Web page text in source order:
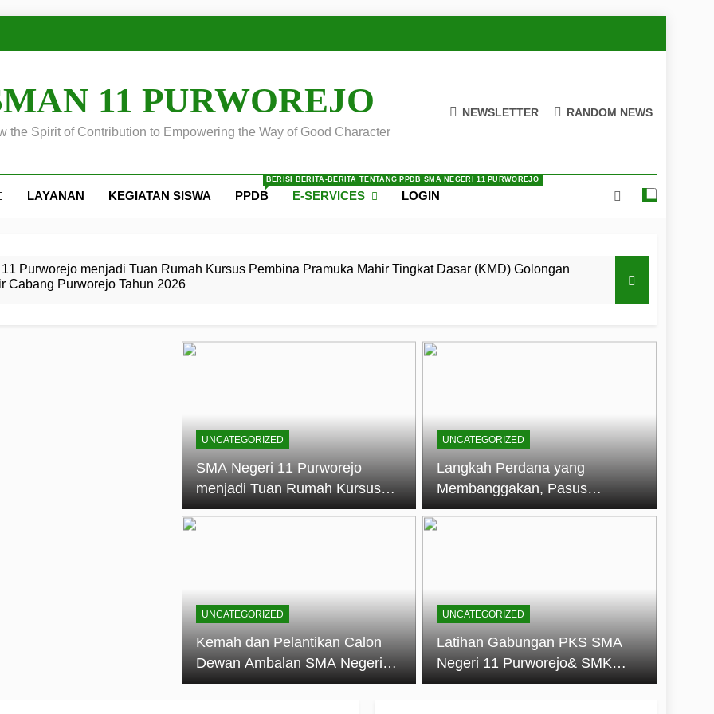
11 PURWOREJO
the Spirit of Contribution to Empowering the Way of Good Character
NEWSLETTER RANDOM NEWS
LAYANAN KEGIATAN SISWA PPDB
BERISI BERITA-BERITA TENTANG PPDB SMA NEGERI 11 PURWOREJO
E-SERVICES LOGIN
Purworejo menjadi Tuan Rumah Kursus Pembina Pramuka Mahir Tingkat Dasar (KMD) Golongan
Cabang Purworejo Tahun 2026
Calon Dewan Ambalan SMA Negeri 11 Purworejo: Membentuk Jiwa Kepemimpinan, Disiplin,
11 Purworejo Sukses Gelar LPBB Jatayudha Open 2 Tahun 2026
Tingkat
Gugus Depan
di LKBB
oleh Pasukan Khusus
11
Negeri 11 Purworejo
menjadi lokasi pelaksanaan
UNCATEGORIZED
SMA Negeri 11 Purworejo
menjadi Tuan Rumah Kursus
Pembina Pramuka Mahir
UNCATEGORIZED
Langkah Perdana yang
Membanggakan, Pasus
Jatayudha Ukir Prestasi di
UNCATEGORIZED
Kemah dan Pelantikan Calon
Dewan Ambalan SMA Negeri
11 Purworejo: Membentuk Jiwa
Kepemimpinan, Disiplin, dan
UNCATEGORIZED
Latihan Gabungan PKS SMA
Negeri 11 Purworejo& SMK
Negeri 6 Purworejo:
Membangun Disiplin,